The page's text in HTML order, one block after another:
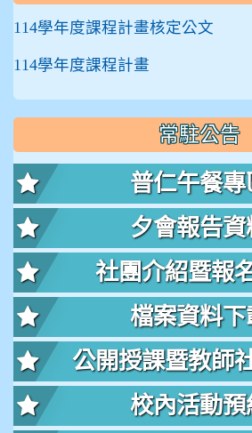
114學年度課程計畫核定公文
114學年度課程計畫
常駐公告
普仁午餐專
夕會報告資
社團介紹暨報
檔案資料下
公開授課暨教師
校內活動預